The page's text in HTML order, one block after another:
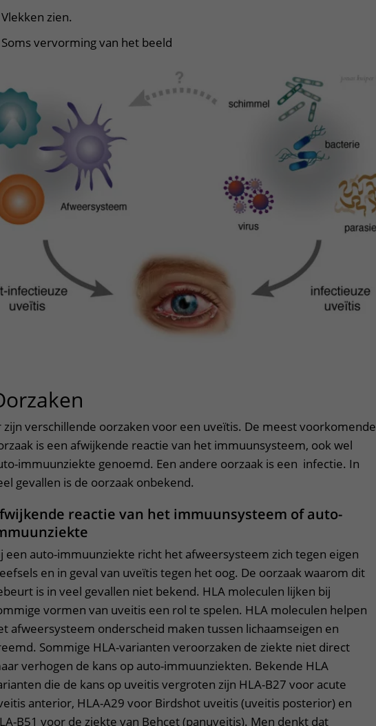
Vlekken zien.
Soms vervorming van het beeld
zijn verschillende oorzaken voor een uveïtis. De meest voorkomende
is een afwijkende reactie van het immuunsysteem, ook wel
immuunziekte genoemd. Een andere oorzaak is een infectie. In
gevallen is de oorzaak onbekend.
reactie van het immuunsysteem of auto-
een auto-immuunziekte richt het afweersysteem zich tegen eigen
en in geval van uveïtis tegen het oog. De oorzaak waarom dit
is in veel gevallen niet bekend. HLA moleculen lijken bij
vormen van uveitis een rol te spelen. HLA moleculen helpen
afweersysteem onderscheid maken tussen lichaamseigen en
Sommige HLA-varianten veroorzaken de ziekte niet direct
verhogen de kans op auto-immuunziekten. Bekende HLA
die de kans op uveitis vergroten zijn HLA-B27 voor acute
anterior, HLA-A29 voor Birdshot uveitis (uveitis posterior) en
B51 voor de ziekte van Behçet (panuveitis). Men denkt dat